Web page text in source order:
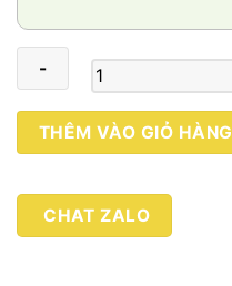
Hoa
chúc
sang
trọng
THÊM VÀO GIỎ HÀNG
CHAT ZALO